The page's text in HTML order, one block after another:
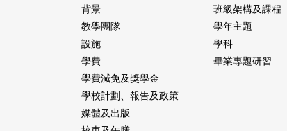
背景
教學團隊
設施
學費
學費減免及獎學金
學校計劃、報告及政策
媒體及出版
班級架構及課程
學年主題
學科
畢業專題研習